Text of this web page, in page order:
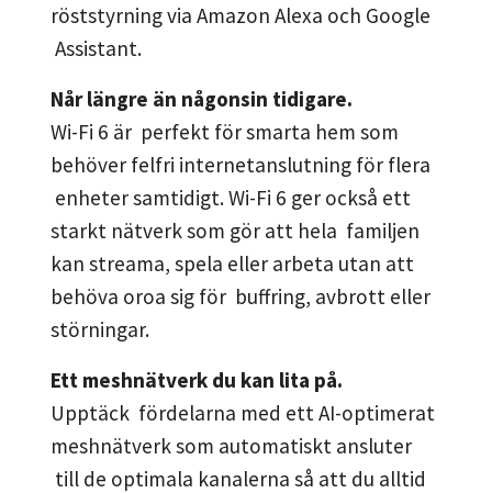
röststyrning via Amazon Alexa och Google
Assistant.
Når längre än någonsin tidigare.
Wi-Fi 6 är perfekt för smarta hem som
behöver felfri internetanslutning för flera
enheter samtidigt. Wi-Fi 6 ger också ett
starkt nätverk som gör att hela familjen
kan streama, spela eller arbeta utan att
behöva oroa sig för buffring, avbrott eller
störningar.
Ett meshnätverk du kan lita på.
Upptäck fördelarna med ett AI-optimerat
meshnätverk som automatiskt ansluter
till de optimala kanalerna så att du alltid